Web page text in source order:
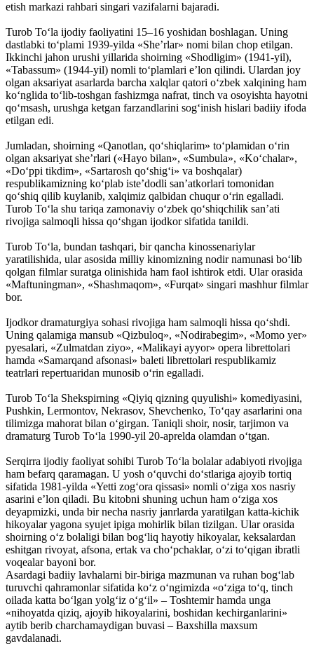
etish markazi rahbari singari vazifalarni bajaradi.
Turob To‘la ijodiy faoliyatini 15–16 yoshidan boshlagan. Uning
dastlabki to‘plami 1939-yilda «She’rlar» nomi bilan chop etilgan.
Ikkinchi jahon urushi yillarida shoirning «Shodligim» (1941-yil),
«Tabassum» (1944-yil) nomli to‘plamlari e’lon qilindi. Ulardan joy
olgan aksariyat asarlarda barcha xalqlar qatori o‘zbek xalqining ham
ko‘nglida to‘lib-toshgan fashizmga nafrat, tinch va osoyishta hayotni
qo‘msash, urushga ketgan farzandlarini sog‘inish hislari badiiy ifoda
etilgan edi.
Jumladan, shoirning «Qanotlan, qo‘shiqlarim» to‘plamidan o‘rin
olgan aksariyat she’rlari («Hayo bilan», «Sumbula», «Ko‘chalar»,
«Do‘ppi tikdim», «Sartarosh qo‘shig‘i» va boshqalar)
respublikamizning ko‘plab iste’dodli san’atkorlari tomonidan
qo‘shiq qilib kuylanib, xalqimiz qalbidan chuqur o‘rin egalladi.
Turob To‘la shu tariqa zamonaviy o‘zbek qo‘shiqchilik san’ati
rivojiga salmoqli hissa qo‘shgan ijodkor sifatida tanildi.
Turob To‘la, bundan tashqari, bir qancha kinossenariylar
yaratilishida, ular asosida milliy kinomizning nodir namunasi bo‘lib
qolgan filmlar suratga olinishida ham faol ishtirok etdi. Ular orasida
«Maftuningman», «Shashmaqom», «Furqat» singari mashhur filmlar
bor.
Ijodkor dramaturgiya sohasi rivojiga ham salmoqli hissa qo‘shdi.
Uning qalamiga mansub «Qizbuloq», «Nodirabegim», «Momo yer»
pyesalari, «Zulmatdan ziyo», «Malikayi ayyor» opera librettolari
hamda «Samarqand afsonasi» baleti librettolari respublikamiz
teatrlari repertuaridan munosib o‘rin egalladi.
Turob To‘la Shekspirning «Qiyiq qizning quyulishi» komediyasini,
Pushkin, Lermontov, Nekrasov, Shevchenko, To‘qay asarlarini ona
tilimizga mahorat bilan o‘girgan. Taniqli shoir, nosir, tarjimon va
dramaturg Turob To‘la 1990-yil 20-aprelda olamdan o‘tgan.
Serqirra ijodiy faoliyat sohibi Turob To‘la bolalar adabiyoti rivojiga
ham befarq qaramagan. U yosh o‘quvchi do‘stlariga ajoyib tortiq
sifatida 1981-yilda «Yetti zog‘ora qissasi» nomli o‘ziga xos nasriy
asarini e’lon qiladi. Bu kitobni shuning uchun ham o‘ziga xos
deyapmizki, unda bir necha nasriy janrlarda yaratilgan katta-kichik
hikoyalar yagona syujet ipiga mohirlik bilan tizilgan. Ular orasida
shoirning o‘z bolaligi bilan bog‘liq hayotiy hikoyalar, keksalardan
eshitgan rivoyat, afsona, ertak va cho‘pchaklar, o‘zi to‘qigan ibratli
voqealar bayoni bor.
Asardagi badiiy lavhalarni bir-biriga mazmunan va ruhan bog‘lab
turuvchi qahramonlar sifatida ko‘z o‘ngimizda «o‘ziga to‘q, tinch
oilada katta bo‘lgan yolg‘iz o‘g‘il» – Toshtemir hamda unga
«nihoyatda qiziq, ajoyib hikoyalarini, boshidan kechirganlarini»
aytib berib charchamaydigan buvasi – Baxshilla maxsum
gavdalanadi.